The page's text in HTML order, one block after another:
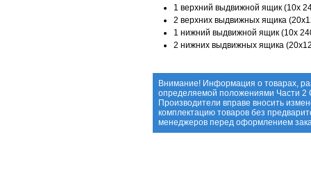
1 верхний выдвижной ящик (10х
2 верхних выдвижных ящика
1 нижний выдвижной ящик (10х
2 нижних выдвижных ящика
Внимание! Информация о товарах,
определяемой положениями Части 2
Производители вправе вносить
комплектацию товаров без
менеджеров перед оформлением